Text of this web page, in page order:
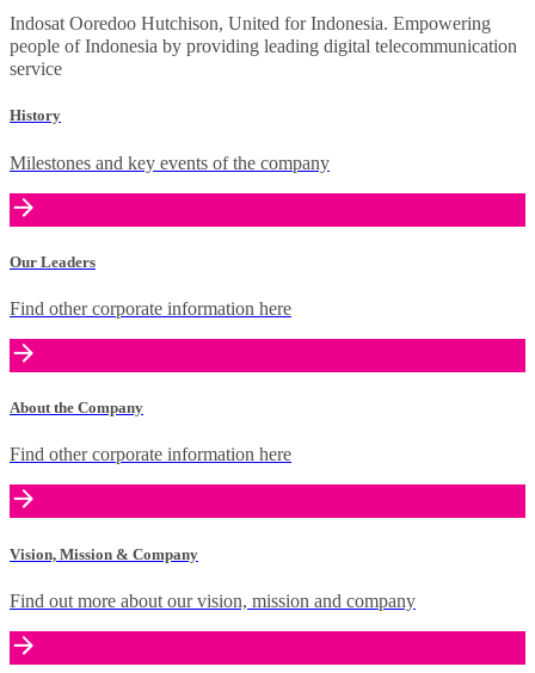
Indosat Ooredoo Hutchison, United for Indonesia. Empowering
people of Indonesia by providing leading digital telecommunication
service
History
Milestones and key events of the company
Our Leaders
Find other corporate information here
About the Company
Find other corporate information here
Vision, Mission & Company
Find out more about our vision, mission and company